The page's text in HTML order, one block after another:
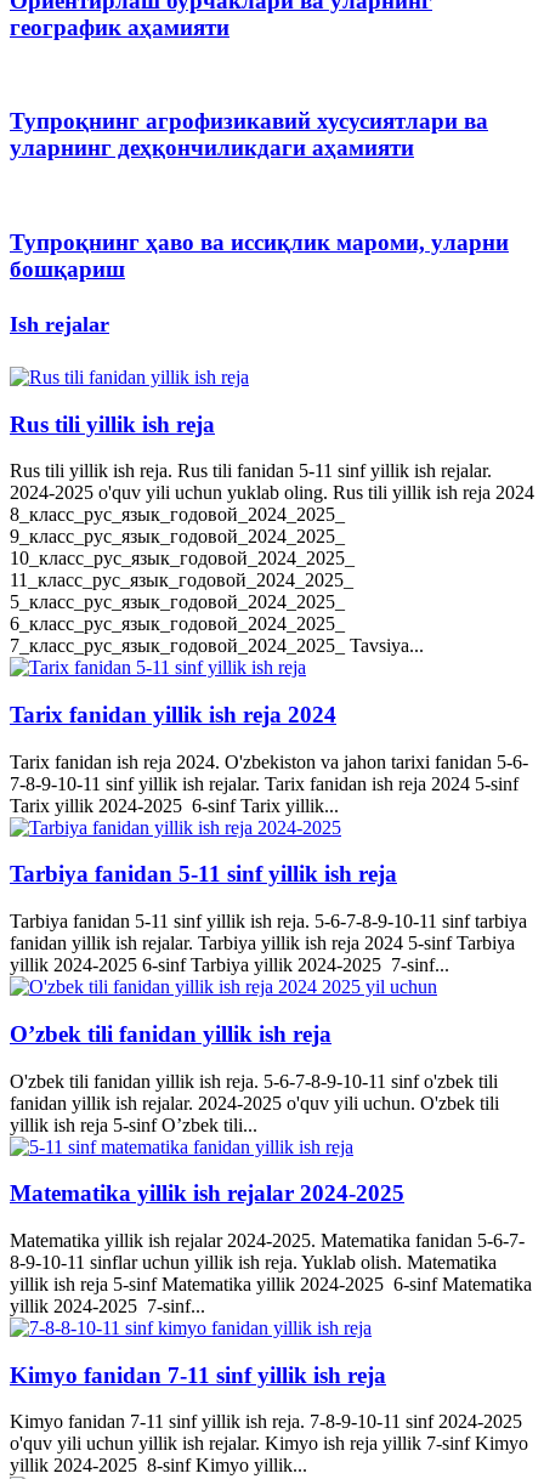
географик аҳамияти
Тупроқнинг агрофизикавий хусусиятлари ва
уларнинг деҳқончиликдаги аҳамияти
Тупроқнинг ҳаво ва иссиқлик мароми, уларни
бошқариш
Ish rejalar
Rus tili yillik ish reja
Rus tili yillik ish reja. Rus tili fanidan 5-11 sinf yillik ish rejalar.
2024-2025 o'quv yili uchun yuklab oling. Rus tili yillik ish reja 2024
8_класс_рус_язык_годовой_2024_2025_
9_класс_рус_язык_годовой_2024_2025_
10_класс_рус_язык_годовой_2024_2025_
11_класс_рус_язык_годовой_2024_2025_
5_класс_рус_язык_годовой_2024_2025_
6_класс_рус_язык_годовой_2024_2025_
7_класс_рус_язык_годовой_2024_2025_ Tavsiya...
Tarix fanidan yillik ish reja 2024
Tarix fanidan ish reja 2024. O'zbekiston va jahon tarixi fanidan 5-6-
7-8-9-10-11 sinf yillik ish rejalar. Tarix fanidan ish reja 2024 5-sinf
Tarix yillik 2024-2025 6-sinf Tarix yillik...
Tarbiya fanidan 5-11 sinf yillik ish reja
Tarbiya fanidan 5-11 sinf yillik ish reja. 5-6-7-8-9-10-11 sinf tarbiya
fanidan yillik ish rejalar. Tarbiya yillik ish reja 2024 5-sinf Tarbiya
yillik 2024-2025 6-sinf Tarbiya yillik 2024-2025 7-sinf...
O’zbek tili fanidan yillik ish reja
O'zbek tili fanidan yillik ish reja. 5-6-7-8-9-10-11 sinf o'zbek tili
fanidan yillik ish rejalar. 2024-2025 o'quv yili uchun. O'zbek tili
yillik ish reja 5-sinf O’zbek tili...
Matematika yillik ish rejalar 2024-2025
Matematika yillik ish rejalar 2024-2025. Matematika fanidan 5-6-7-
8-9-10-11 sinflar uchun yillik ish reja. Yuklab olish. Matematika
yillik ish reja 5-sinf Matematika yillik 2024-2025 6-sinf Matematika
yillik 2024-2025 7-sinf...
Kimyo fanidan 7-11 sinf yillik ish reja
Kimyo fanidan 7-11 sinf yillik ish reja. 7-8-9-10-11 sinf 2024-2025
o'quv yili uchun yillik ish rejalar. Kimyo ish reja yillik 7-sinf Kimyo
yillik 2024-2025 8-sinf Kimyo yillik...